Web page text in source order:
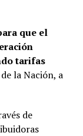
que el
tarifas
la Nación, a
de